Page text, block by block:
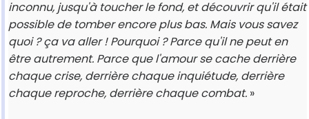
inconnu, jusqu'à toucher le fond, et découvrir qu'il était
possible de tomber encore plus bas. Mais voussavez
quoi ? ça va aller ! Pourquoi ? Parce qu'il ne peut en
être autrement. Parce que l'amour se cachederrière
chaque crise, derrière chaque inquiétude, derrière
chaque reproche, derrière chaque combat. »